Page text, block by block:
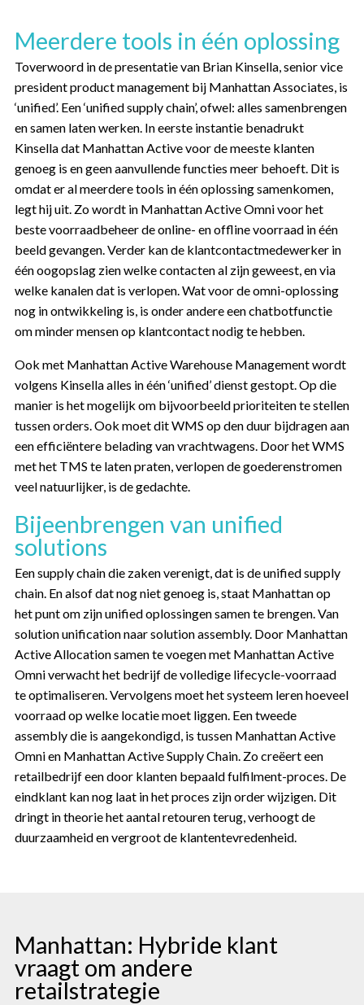
Meerdere tools in één oplossing
Toverwoord in de presentatie van Brian Kinsella, senior vice
president product management bij Manhattan Associates, is
‘unified’. Een ‘unified supply chain’, ofwel: alles samenbrengen
en samen laten werken. In eerste instantie benadrukt
Kinsella dat Manhattan Active voor de meeste klanten
genoeg is en geen aanvullende functies meer behoeft. Dit is
omdat er al meerdere tools in één oplossing samenkomen,
legt hij uit. Zo wordt in Manhattan Active Omni voor het
beste voorraadbeheer de online- en offline voorraad in één
beeld gevangen. Verder kan de klantcontactmedewerker in
één oogopslag zien welke contacten al zijn geweest, en via
welke kanalen dat is verlopen. Wat voor de omni-oplossing
nog in ontwikkeling is, is onder andere een chatbotfunctie
om minder mensen op klantcontact nodig te hebben.
Ook met Manhattan Active Warehouse Management wordt
volgens Kinsella alles in één ‘unified’ dienst gestopt. Op die
manier is het mogelijk om bijvoorbeeld prioriteiten te stellen
tussen orders. Ook moet dit WMS op den duur bijdragen aan
een efficiëntere belading van vrachtwagens. Door het WMS
met het TMS te laten praten, verlopen de goederenstromen
veel natuurlijker, is de gedachte.
Bijeenbrengen van unified
solutions
Een supply chain die zaken verenigt, dat is de unified supply
chain. En alsof dat nog niet genoeg is, staat Manhattan op
het punt om zijn unified oplossingen samen te brengen. Van
solution unification naar solution assembly. Door Manhattan
Active Allocation samen te voegen met Manhattan Active
Omni verwacht het bedrijf de volledige lifecycle-voorraad
te optimaliseren. Vervolgens moet het systeem leren hoeveel
voorraad op welke locatie moet liggen. Een tweede
assembly die is aangekondigd, is tussen Manhattan Active
Omni en Manhattan Active Supply Chain. Zo creëert een
retailbedrijf een door klanten bepaald fulfilment-proces. De
eindklant kan nog laat in het proces zijn order wijzigen. Dit
dringt in theorie het aantal retouren terug, verhoogt de
duurzaamheid en vergroot de klantentevredenheid.
Manhattan: Hybride klant
vraagt om andere
retailstrategie